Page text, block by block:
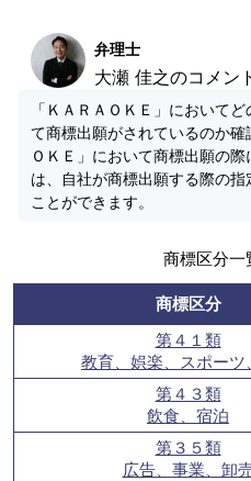
弁理士
大瀬 佳之のコメン
「ＫＡＲＡＯＫＥ」において
て商標出願がされているのか
ＯＫＥ」において商標出願の
は、自社が商標出願する際の
ことができます。
商標区分一
商標区分
第４１類
教育、娯楽、スポーツ
第４３類
飲食、宿泊
第３５類
広告、事業、卸